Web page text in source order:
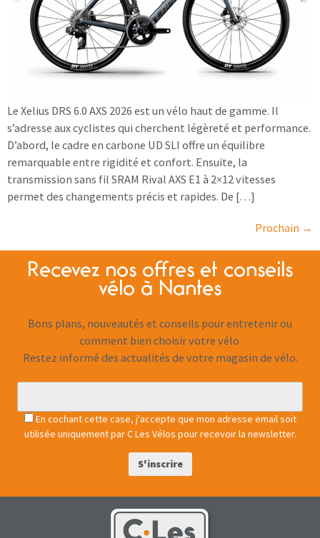
Le Xelius DRS 6.0 AXS 2026 est un vélo haut de gamme. Il
s’adresse aux cyclistes qui cherchent légèreté et performance.
D’abord, le cadre en carbone UD SLI offre un équilibre
remarquable entre rigidité et confort. Ensuite, la
transmission sans fil SRAM Rival AXS E1 à 2×12 vitesses
permet des changements précis et rapides. De […]
Prochain →
Recevez nos offres et conseils
vélo à Nantes
Bons plans, nouveautés et conseils pour entretenir ou
comment bien choisir votre vélo.
Restez informé des actualités de votre magasin de vélo.
En cochant cette case, j'accepte que mon adresse email soit
utilisée uniquement par C Les Vélos pour recevoir la newsletter.